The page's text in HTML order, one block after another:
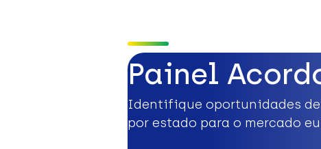
Painel
Identifique oportunidades
por estado para o mercado